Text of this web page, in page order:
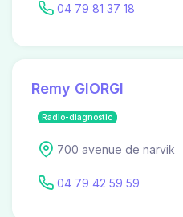
04 79 81 37 18
Remy GIORGI
Radio-diagnostic
700 avenue de narvik
04 79 42 59 59